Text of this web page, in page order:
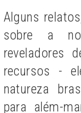
Alguns
sobre a
reveladores
recursos -
natureza
para além-